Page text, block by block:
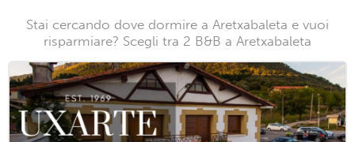
Stai cercando dove dormire a Aretxabaleta e vuoi
risparmiare? Scegli tra 2 B&B a Aretxabaleta